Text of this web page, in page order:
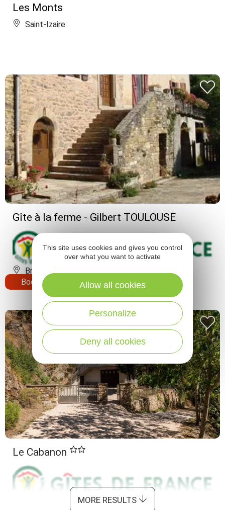
Les Monts
Saint-Izaire
Gîte à la ferme - Gilbert TOULOUSE
Broquiès
Book
Le Cabanon
MORE RESULTS
This site uses cookies and gives you control
over what you want to activate
Deny all cookies
Personalize
Allow all cookies